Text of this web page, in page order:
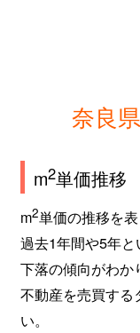
奈良
m2単価推移
m2単価の推移を表
過去1年間や5年と
下落の傾向がわか
不動産を売買する
い。